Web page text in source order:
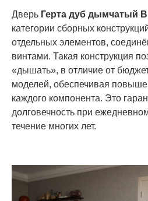
Дверь Герта дуб дымчатый
категории сборных
отдельных элементов,
винтами. Такая конструкция
«дышать», в отличие от
моделей, обеспечивая
каждого компонента. Это
долговечность при
течение многих лет.